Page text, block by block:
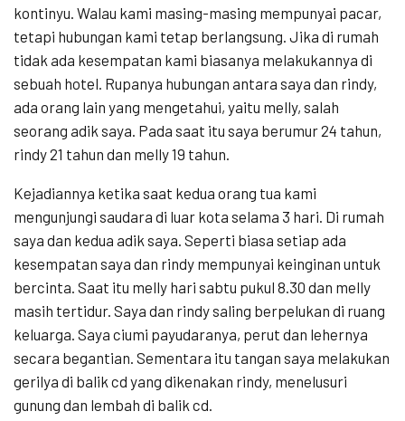
kontinyu. Walau kami masing-masing mempunyai pacar,
tetapi hubungan kami tetap berlangsung. Jika di rumah
tidak ada kesempatan kami biasanya melakukannya di
sebuah hotel. Rupanya hubungan antara saya dan rindy,
ada orang lain yang mengetahui, yaitu melly, salah
seorang adik saya. Pada saat itu saya berumur 24 tahun,
rindy 21 tahun dan melly 19 tahun.
Kejadiannya ketika saat kedua orang tua kami
mengunjungi saudara di luar kota selama 3 hari. Di rumah
saya dan kedua adik saya. Seperti biasa setiap ada
kesempatan saya dan rindy mempunyai keinginan untuk
bercinta. Saat itu melly hari sabtu pukul 8.30 dan melly
masih tertidur. Saya dan rindy saling berpelukan di ruang
keluarga. Saya ciumi payudaranya, perut dan lehernya
secara begantian. Sementara itu tangan saya melakukan
gerilya di balik cd yang dikenakan rindy, menelusuri
gunung dan lembah di balik cd.